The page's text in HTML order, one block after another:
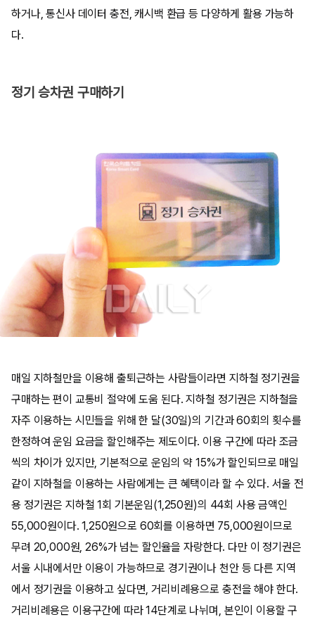
하거나, 통신사 데이터 충전, 캐시백 환급 등 다양하게 활용 가능하
다.
정기 승차권 구매하기
매일 지하철만을 이용해 출퇴근하는 사람들이라면 지하철 정기권을
구매하는 편이 교통비 절약에 도움 된다. 지하철 정기권은 지하철을
자주 이용하는 시민들을 위해 한 달(30일)의 기간과 60회의 횟수를
한정하여 운임 요금을 할인해주는 제도이다. 이용 구간에 따라 조금
씩의 차이가 있지만, 기본적으로 운임의 약 15%가 할인되므로 매일
같이 지하철을 이용하는 사람에게는 큰 혜택이라 할 수 있다. 서울 전
용 정기권은 지하철 1회 기본운임(1,250원)의 44회 사용 금액인
55,000원이다. 1,250원으로 60회를 이용하면 75,000원이므로
무려 20,000원, 26%가 넘는 할인율을 자랑한다. 다만 이 정기권은
서울 시내에서만 이용이 가능하므로 경기권이나 천안 등 다른 지역
에서 정기권을 이용하고 싶다면, 거리비례용으로 충전을 해야 한다.
거리비례용은 이용구간에 따라 14단계로 나뉘며, 본인이 이용할 구